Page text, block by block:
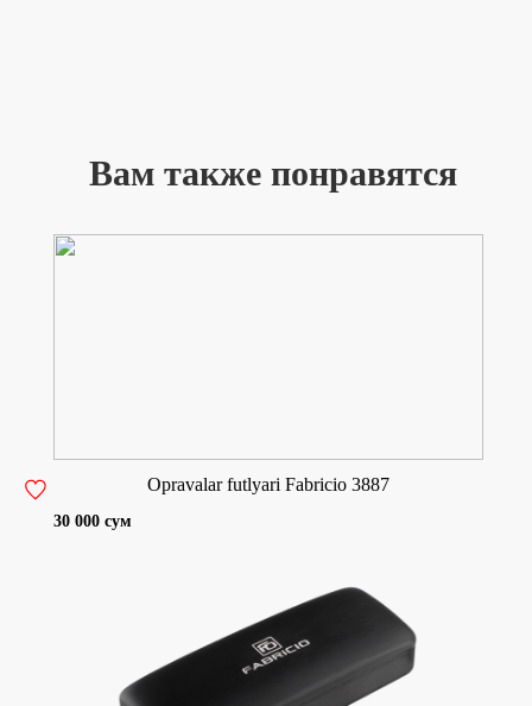
Вам также понравятся
Opravalar futlyari Fabricio 3887
30 000 сум